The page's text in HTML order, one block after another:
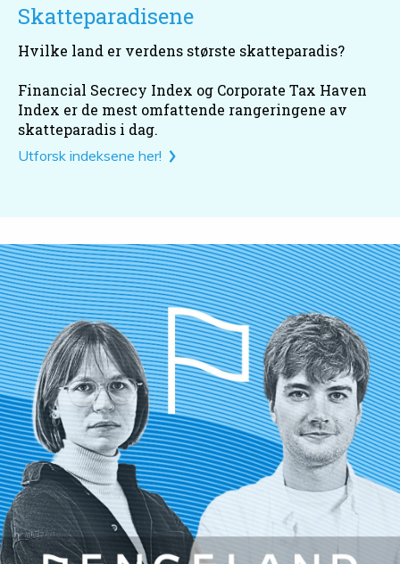
Skatteparadisene
Hvilke land er verdens største skatteparadis?
Financial Secrecy Index og Corporate Tax Haven
Index er de mest omfattende rangeringene av
skatteparadis i dag.
Utforsk indeksene her!